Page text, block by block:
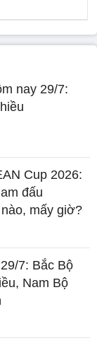
nay 29/7:
Cup 2026:
đấu
mấy giờ?
7: Bắc Bộ
Nam Bộ